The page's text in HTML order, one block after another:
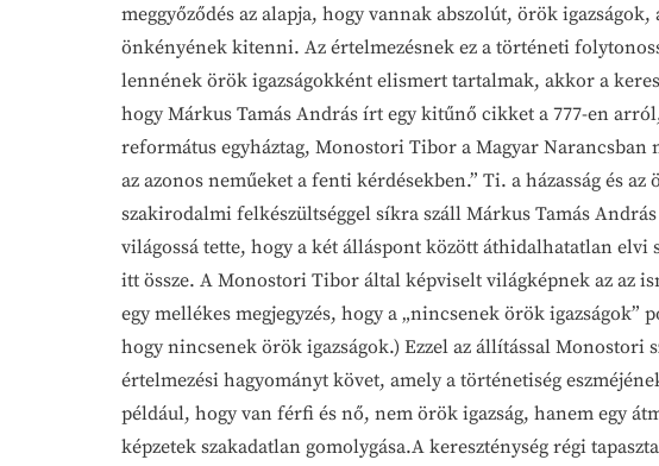
meggyőződés az alapja, hogy vannak abszolút, örök
önkényének kitenni. Az értelmezésnek ez a történeti
lennének örök igazságokként elismert tartalmak, akkor a
hogy Márkus Tamás András írt egy kitűnő cikket a 777-en
református egyháztag, Monostori Tibor a Magyar Narancsban
az azonos neműeket a fenti kérdésekben.” Ti. a házasság és
szakirodalmi felkészültséggel síkra száll Márkus Tamás
világossá tette, hogy a két álláspont között áthidalhatatlan
itt össze. A Monostori Tibor által képviselt világképnek az az
egy mellékes megjegyzés, hogy a „nincsenek örök
hogy nincsenek örök igazságok.) Ezzel az állítással Monostori
értelmezési hagyományt követ, amely a történetiség
például, hogy van férfi és nő, nem örök igazság, hanem egy
képzetek szakadatlan gomolygása.A kereszténység régi